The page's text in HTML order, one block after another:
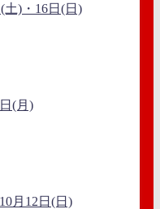
)・16日(日)
(月)
月12日(日)